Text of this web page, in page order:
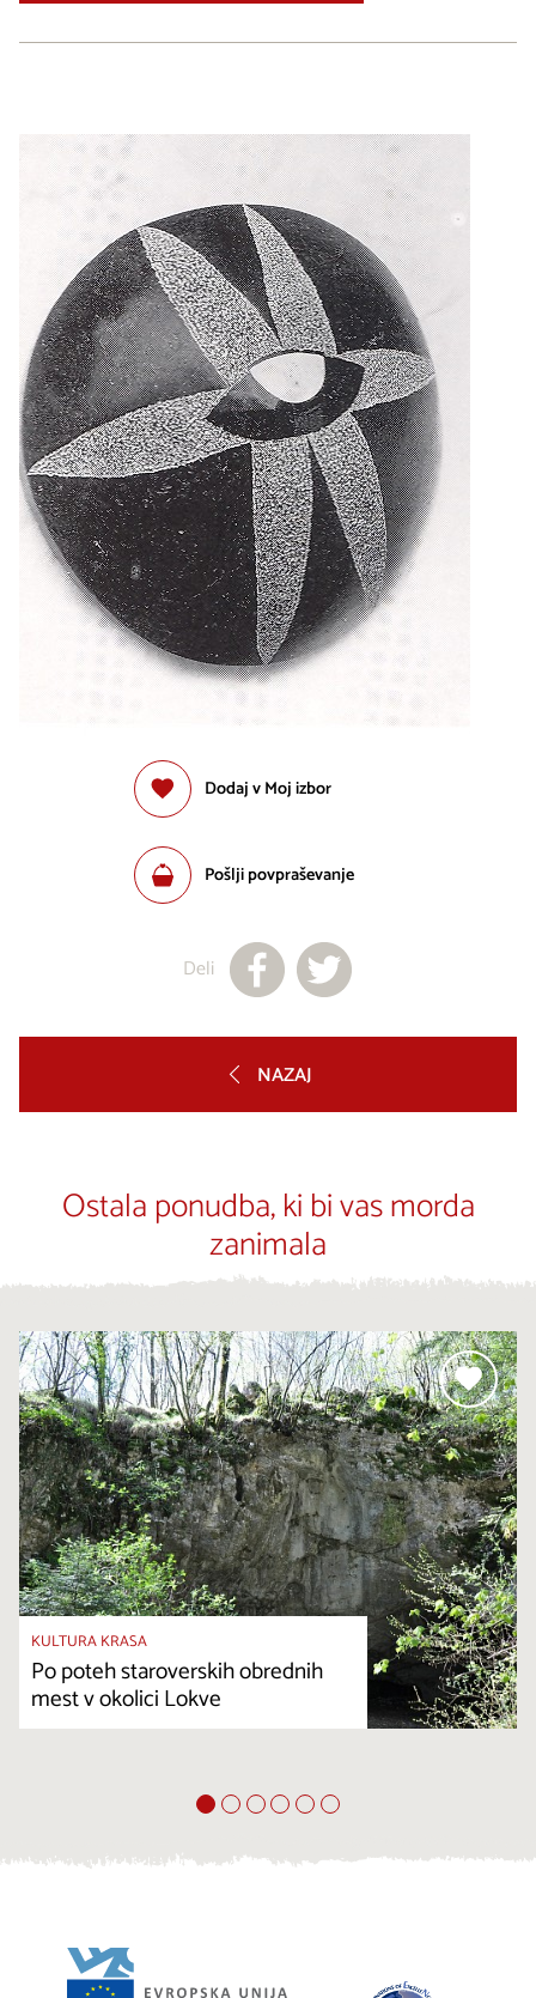
Dodaj v Moj izbor
Pošlji povpraševanje
Deli
NAZAJ
Ostala ponudba, ki bi vas morda
zanimala
KULTURA KRASA
Po poteh staroverskih obrednih
mest v okolici Lokve